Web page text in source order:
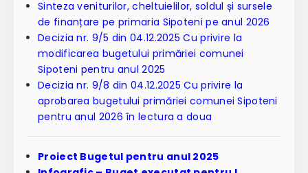
Sinteza veniturilor, cheltuielilor, soldul și sursele
de finanțare pe primaria Sipoteni pe anul 2026
Decizia nr. 9/5 din 04.12.2025 Cu privire la
modificarea bugetului primăriei comunei
Sipoteni pentru anul 2025
Decizia nr. 9/8 din 04.12.2025 Cu privire la
aprobarea bugetului primăriei comunei Sipoteni
pentru anul 2026 în lectura a doua
Proiect Bugetul pentru anul 2025